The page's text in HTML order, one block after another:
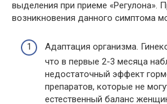
выделения при приеме «Регулона».
возникновения данного симптома
Адаптация организма.
что в первые 2-3 месяца
недостаточный эффект
препаратов, которые не
естественный баланс